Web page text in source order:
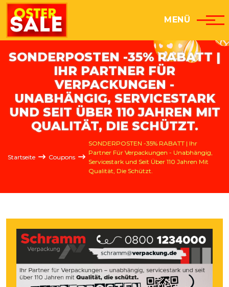
Direkt zum Inhalt
MENÜ
SONDERPOSTEN -35% RABATT |
IHR PARTNER FÜR
VERPACKUNGEN -
UNABHÄNGIG, SERVICESTARK
UND SEIT ÜBER 110 JAHREN MIT
QUALITÄT, DIE SCHÜTZT.
Pfadnavigation
Startseite Coupons
SONDERPOSTEN -35% RABATT | Ihr
Partner Für Verpackungen - Unabhängig,
Servicestark und Seit Über 110 Jahren Mit
Qualität, Die Schützt.